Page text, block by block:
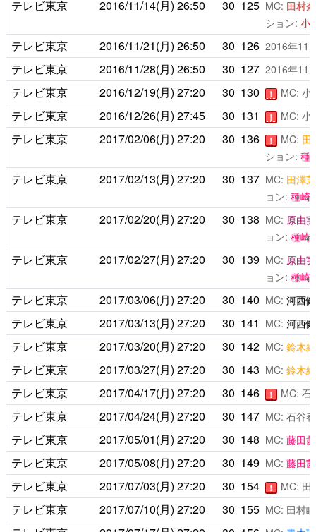
テレビ東京 2016/11/14(月) 26:50 30 125 MC: 田村
ション: 小
テレビ東京 2016/11/21(月) 26:50 30 126 2016年11
テレビ東京 2016/11/28(月) 26:50 30 127 2016年11
テレビ東京 2016/12/19(月) 27:20 30 130 ！ MC:
テレビ東京 2016/12/26(月) 27:45 30 131 ！ MC:
テレビ東京 2017/02/06(月) 27:20 30 136 ！ MC: 田
ション: 種
テレビ東京 2017/02/13(月) 27:20 30 137 MC: 田澤
ョン: 種崎
テレビ東京 2017/02/20(月) 27:20 30 138 MC: 原由実
ョン: 種崎
テレビ東京 2017/02/27(月) 27:20 30 139 MC: 原由実
ョン: 種崎
テレビ東京 2017/03/06(月) 27:20 30 140 MC: 河西
テレビ東京 2017/03/13(月) 27:20 30 141 MC: 河西
テレビ東京 2017/03/20(月) 27:20 30 142 MC: 鈴木
テレビ東京 2017/03/27(月) 27:20 30 143 MC: 鈴木
テレビ東京 2017/04/17(月) 27:20 30 146 ！ MC:
テレビ東京 2017/04/24(月) 27:20 30 147 MC: 石谷
テレビ東京 2017/05/01(月) 27:20 30 148 MC: 藤田茜
テレビ東京 2017/05/08(月) 27:20 30 149 MC: 藤田茜
テレビ東京 2017/07/03(月) 27:20 30 154 ！ MC:
テレビ東京 2017/07/10(月) 27:20 30 155 MC: 田村